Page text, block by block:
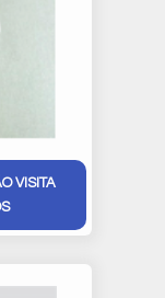
VISITA